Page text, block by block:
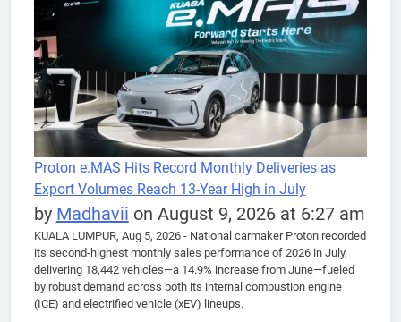
Proton e.MAS Hits Record Monthly Deliveries as
Export Volumes Reach 13-Year High in July
by Madhavii on August 9, 2026 at 6:27 am
KUALA LUMPUR, Aug 5, 2026 - National carmaker Proton recorded
its second-highest monthly sales performance of 2026 in July,
delivering 18,442 vehicles—a 14.9% increase from June—fueled
by robust demand across both its internal combustion engine
(ICE) and electrified vehicle (xEV) lineups.